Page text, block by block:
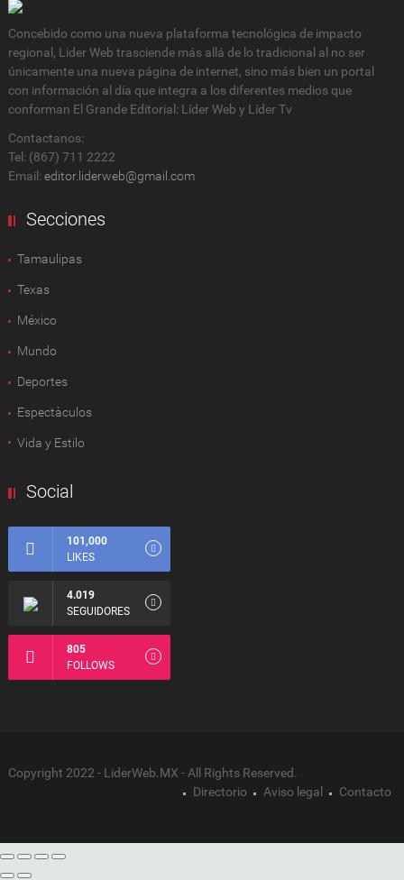
Concebido como una nueva plataforma tecnológica de impacto
regional, Lider Web trasciende más allá de lo tradicional al no ser
únicamente una nueva página de internet, sino más bien un portal
con información al día que integra a los diferentes medios que
conforman El Grande Editorial: Líder Web y Líder Tv
Contactanos:
Tel: (867) 711 2222
Email: editor.liderweb@gmail.com
Secciones
Tamaulipas
Texas
México
Mundo
Deportes
Espectàculos
Vida y Estilo
Social
101,000
LIKES
4.019
SEGUIDORES
805
FOLLOWS
Copyright 2022 - LiderWeb.MX - All Rights Reserved.
Directorio
Aviso legal Contacto